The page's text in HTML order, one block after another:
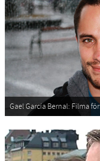
Gael García Bernal: Filma